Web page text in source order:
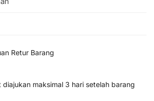
Retur Barang
maksimal 3 hari setelah barang